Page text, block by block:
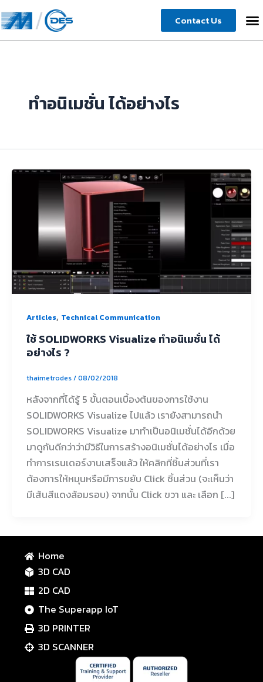
to
content
Contact Us
ทำอนิเมชั่น ได้อย่างไร
Articles, Technical Communication
ใช้ SOLIDWORKS Visualize ทำอนิเมชั่น ได้
อย่างไร ?
thaimetrodes/08/02/2018
หลังจากที่ได้รู้ 5 ขั้นตอนเบื้องต้นของการใช้งาน
SOLIDWORKS Visualize ไปแล้ว เรายังสามารถนำ
SOLIDWORKS Visualize มาทำเป็นอนิเมชั่นได้อีกด้วย
มาดูกันดีกว่าว่ามีวิธีในการสร้างอนิเมชั่นได้อย่างไร เมื่อ
ทำการเรนเดอร์งานเสร็จแล้ว ให้คลิกที่ชิ้นส่วนที่เรา
ต้องการให้หมุนหรือมีการขยับ Click ชิ้นส่วน (จะเห็นว่า
มีเส้นสีแดงล้อมรอบ) จากนั้น Click ขวา และ เลือก [...]
Home
3D CAD
2D CAD
The Superapp IoT
3D PRINTER
3D SCANNER